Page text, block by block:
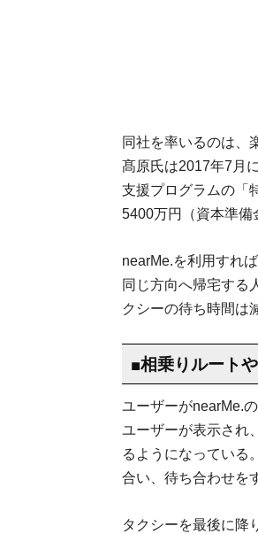
同社を率いるのは、
髙原氏は2017年7月
支援プログラムの「
5400万円（資本準備
nearMe.を利用すれ
同じ方向へ帰宅する
クシーの待ち時間は
■相乗りルート
ユーザーがnearMe.
ユーザーが表示され
るようになっている
合い、待ち合わせを
タクシーを最後に降